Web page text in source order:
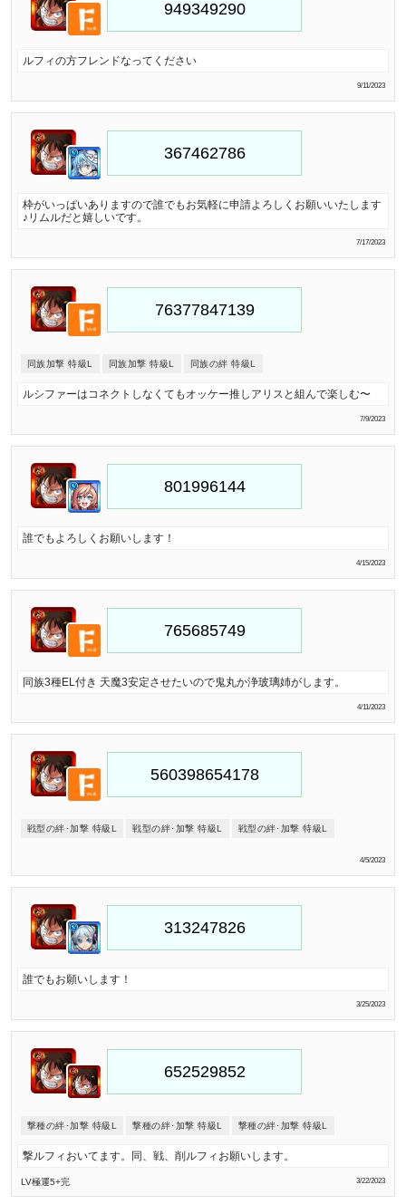
ルフィの方フレンドなってください
9/11/2023
枠がいっぱいありますので誰でもお気軽に申請よろしくお願いいたします
♪リムルだと嬉しいです。
7/17/2023
同族加撃 特級L 同族加撃 特級L 同族の絆 特級L
ルシファーはコネクトしなくてもオッケー推しアリスと組んで楽しむ〜
7/9/2023
誰でもよろしくお願いします！
4/15/2023
同族3種EL付き 天魔3安定させたいので鬼丸か浄玻璃姉がします。
4/11/2023
戦型の絆･加撃 特級L 戦型の絆･加撃 特級L 戦型の絆･加撃 特級L
4/5/2023
誰でもお願いします！
3/25/2023
撃種の絆･加撃 特級L 撃種の絆･加撃 特級L 撃種の絆･加撃 特級L
撃ルフィおいてます。同、戦、削ルフィお願いします。
LV極運5+完 3/22/2023